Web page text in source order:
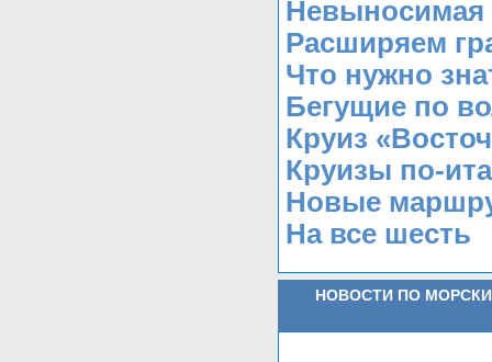
Невыносимая
Расширяем
Что нужно
Бегущие по
Круиз
Круизы по-
Новые
На все шесть
НОВОСТИ ПО